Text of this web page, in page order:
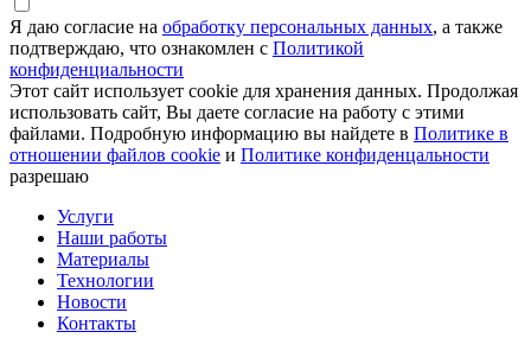
Я даю согласие на обработку персональных данных, а также
подтверждаю, что ознакомлен с Политикой
конфиденциальности
Этот сайт использует cookie для хранения данных. Продолжая
использовать сайт, Вы даете согласие на работу с этими
файлами. Подробную информацию вы найдете в Политике в
отношении файлов cookie и Политике конфиденцальности
разрешаю
Услуги
Наши работы
Материалы
Технологии
Новости
Контакты